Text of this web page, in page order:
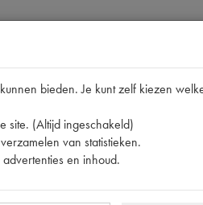
| DX961-23B | DX96123B
bieden. Je kunt zelf kiezen
site. (Altijd ingeschakeld)
van statistieken.
en inhoud.